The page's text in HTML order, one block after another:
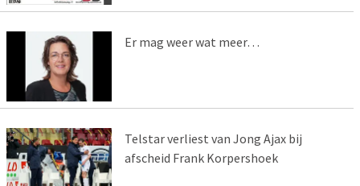
Er mag weer wat meer…
Telstar verliest van Jong Ajax bij
afscheid Frank Korpershoek